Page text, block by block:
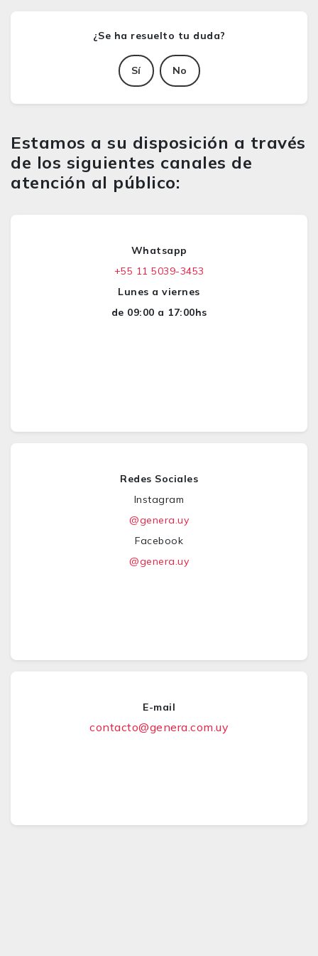
Sí No
Estamos a su disposición a través
de los siguientes canales de
atención al público:
Whatsapp
+55 11 5039-3453
Lunes a viernes
de 09:00 a 17:00hs
Redes Sociales
Instagram
@genera.uy
Facebook
@genera.uy
E-mail
contacto@genera.com.uy